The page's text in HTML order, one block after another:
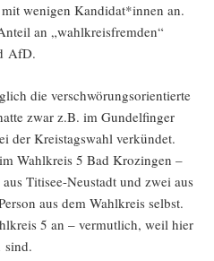
weni­gen Kandidat*innen an.
an „wahl­kreis­frem­den“
AfD.
die ver­schwö­rungs­ori­en­tier­te
zwar z.B. im Gun­del­fin­ger
der Kreis­tags­wahl ver­kün­det.
Wahl­kreis 5 Bad Kro­zin­gen –
Titi­see-Neu­stadt und zwei aus
aus dem Wahl­kreis selbst.
5 an – ver­mut­lich, weil hier
sind.